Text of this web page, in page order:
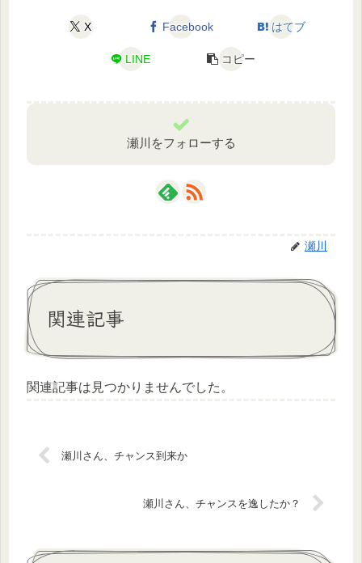
X Facebook はてブ
LINE コピー
瀬川をフォローする
瀬川
関連記事
関連記事は見つかりませんでした。
瀬川さん、チャンス到来か
瀬川さん、チャンスを逸したか？